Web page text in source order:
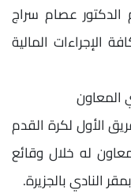
وقام الدكتور عصام سراج
الإجراءات المالية
المعاون
الأول لكرة القدم
له خلال وقائع
النادي بالجزيرة.